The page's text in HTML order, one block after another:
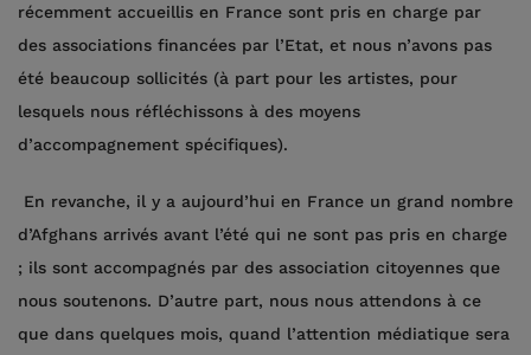
récemment accueillis en France sont pris en charge par
des associations financées par l’Etat, et nous n’avons pas
été beaucoup sollicités (à part pour les artistes, pour
lesquels nous réfléchissons à des moyens
d’accompagnement spécifiques).
En revanche, il y a aujourd’hui en France un grand nombre
d’Afghans arrivés avant l’été qui ne sont pas pris en charge
; ils sont accompagnés par des association citoyennes que
nous soutenons. D’autre part, nous nous attendons à ce
que dans quelques mois, quand l’attention médiatique sera